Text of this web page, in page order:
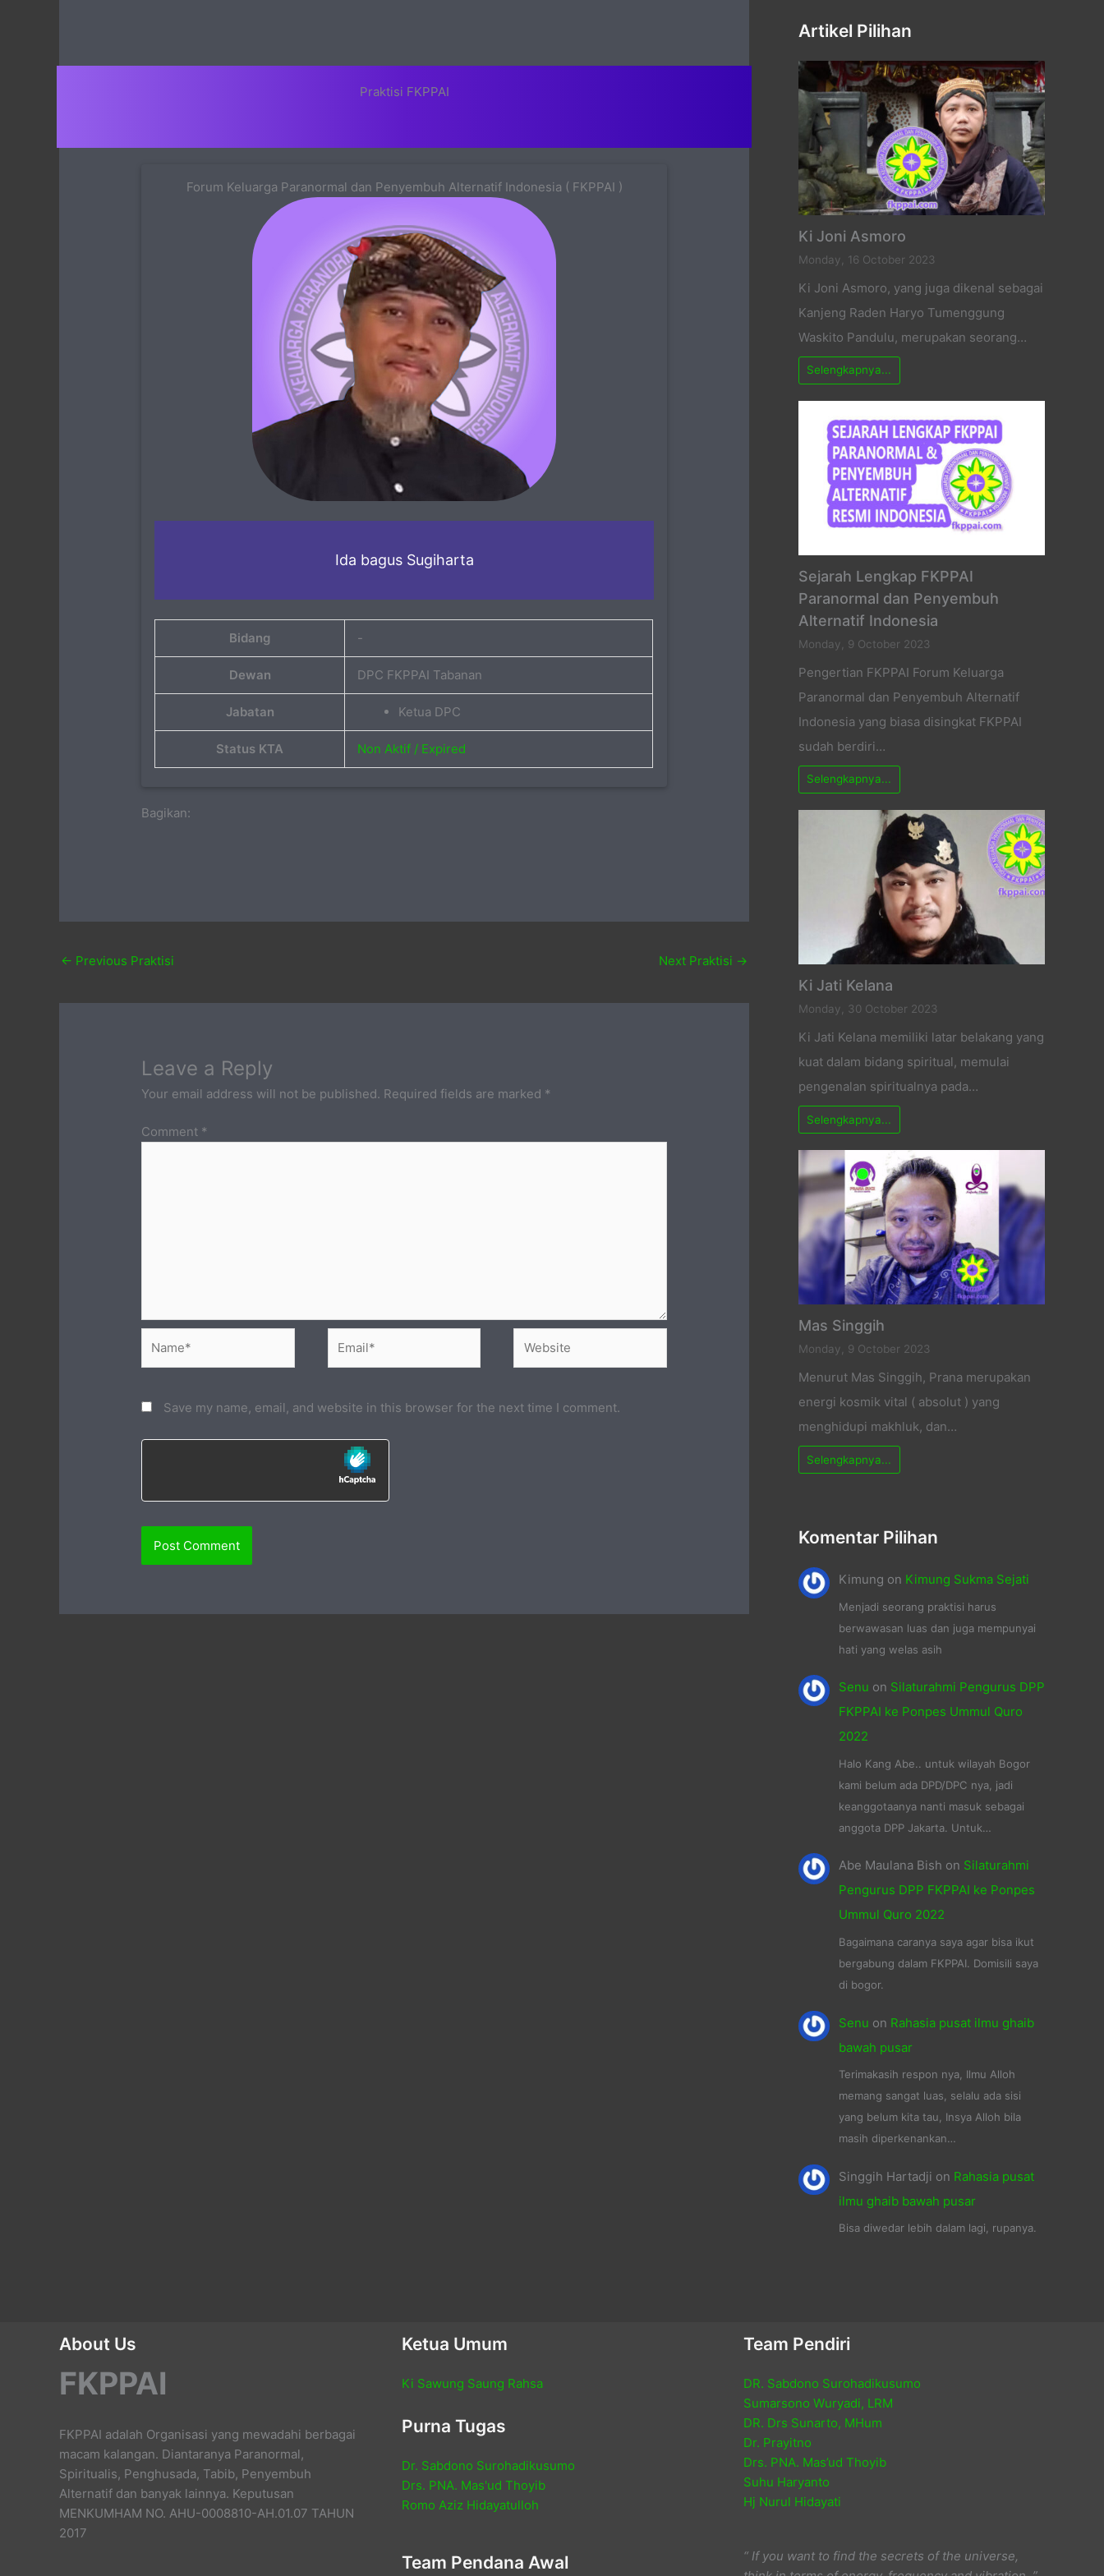
Praktisi FKPPAI
Forum Keluarga Paranormal dan Penyembuh Alternatif Indonesia ( FKPPAI )
Ida bagus Sugiharta
Bidang -
Dewan DPC FKPPAI Tabanan
Jabatan Ketua DPC
Status KTA Non Aktif / Expired
Bagikan:
← Previous Praktisi Next Praktisi →
Leave a Reply
Your email address will not be published. Required fields are marked *
Comment *
Save my name, email, and website in this browser for the next time I comment.
Artikel Pilihan
Ki Joni Asmoro
Monday, 16 October 2023
Ki Joni Asmoro, yang juga dikenal sebagai
Kanjeng Raden Haryo Tumenggung
Waskito Pandulu, merupakan seorang…
Selengkapnya...
Sejarah Lengkap FKPPAI
Paranormal dan Penyembuh
Alternatif Indonesia
Monday, 9 October 2023
Pengertian FKPPAI Forum Keluarga
Paranormal dan Penyembuh Alternatif
Indonesia yang biasa disingkat FKPPAI
sudah berdiri…
Selengkapnya...
Ki Jati Kelana
Monday, 30 October 2023
Ki Jati Kelana memiliki latar belakang yang
kuat dalam bidang spiritual, memulai
pengenalan spiritualnya pada…
Selengkapnya...
Mas Singgih
Monday, 9 October 2023
Menurut Mas Singgih, Prana merupakan
energi kosmik vital ( absolut ) yang
menghidupi makhluk, dan…
Selengkapnya...
Komentar Pilihan
Kimung on Kimung Sukma Sejati
Menjadi seorang praktisi harus
berwawasan luas dan juga mempunyai
hati yang welas asih
Senu on Silaturahmi Pengurus DPP
FKPPAI ke Ponpes Ummul Quro
2022
Halo Kang Abe.. untuk wilayah Bogor
kami belum ada DPD/DPC nya, jadi
keanggotaanya nanti masuk sebagai
anggota DPP Jakarta. Untuk…
Abe Maulana Bish on Silaturahmi
Pengurus DPP FKPPAI ke Ponpes
Ummul Quro 2022
Bagaimana caranya saya agar bisa ikut
bergabung dalam FKPPAI. Domisili saya
di bogor.
Senu on Rahasia pusat ilmu ghaib
bawah pusar
Terimakasih respon nya, Ilmu Alloh
memang sangat luas, selalu ada sisi
yang belum kita tau, Insya Alloh bila
masih diperkenankan…
Singgih Hartadji on Rahasia pusat
ilmu ghaib bawah pusar
Bisa diwedar lebih dalam lagi, rupanya.
About Us
FKPPAI
FKPPAI adalah Organisasi yang mewadahi berbagai
macam kalangan. Diantaranya Paranormal,
Spiritualis, Penghusada, Tabib, Penyembuh
Alternatif dan banyak lainnya. Keputusan
MENKUMHAM NO. AHU-0008810-AH.01.07 TAHUN
2017
Ketua Umum
Ki Sawung Saung Rahsa
Purna Tugas
Dr. Sabdono Surohadikusumo
Drs. PNA. Mas'ud Thoyib
Romo Aziz Hidayatulloh
Team Pendana Awal
Team Pendiri
DR. Sabdono Surohadikusumo
Sumarsono Wuryadi, LRM
DR. Drs Sunarto, MHum
Dr. Prayitno
Drs. PNA. Mas’ud Thoyib
Suhu Haryanto
Hj Nurul Hidayati
“ If you want to find the secrets of the universe,